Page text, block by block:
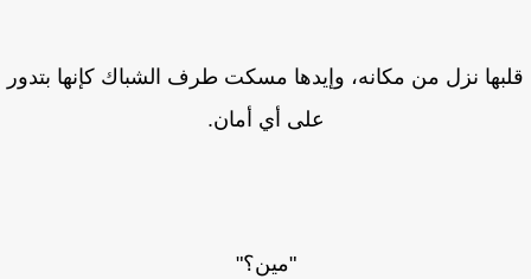
نزل من مكانه، وإيدها مسكت طرف الشباك كإنها بتدور
على أي أمان.
"مين؟"